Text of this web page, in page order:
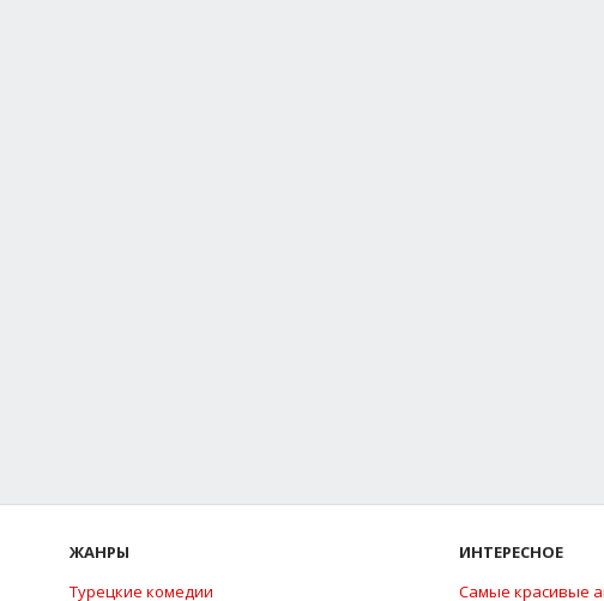
ЖАНРЫ
Турецкие комедии
ИНТЕРЕСНОЕ
Самые красивые